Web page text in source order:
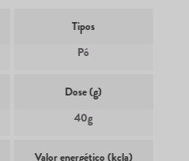
Tipos
Pó
Dose (g)
40g
Valor energético (kcla)